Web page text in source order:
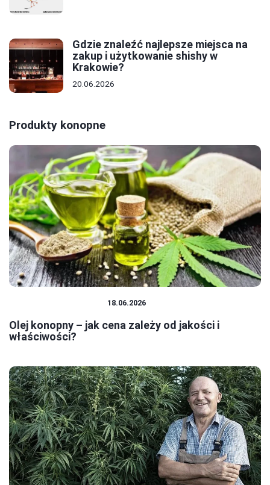
Gdzie znaleźć najlepsze miejsca na
zakup i użytkowanie shishy w
Krakowie?
20.06.2026
Produkty konopne
18.06.2026
Olej konopny – jak cena zależy od jakości i
właściwości?